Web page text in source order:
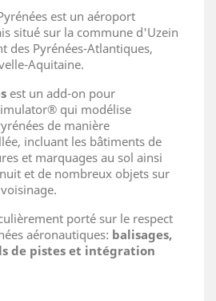
est un aéroport
situé sur la commune d'Uzein
des Pyrénées-Atlantiques,
Aquitaine.
est un add-on pour
qui modélise
de manière
incluant les bâtiments de
et marquages au sol ainsi
et de nombreux objets sur
porté sur le respect
aéronautiques: balisages,
de pistes et intégration